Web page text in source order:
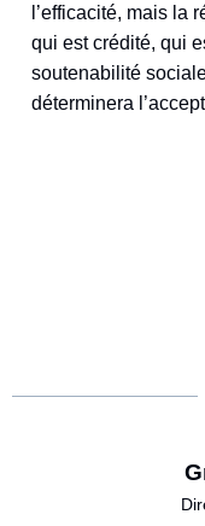
l’efficacité, mais la
qui est crédité, qui
soutenabilité
déterminera